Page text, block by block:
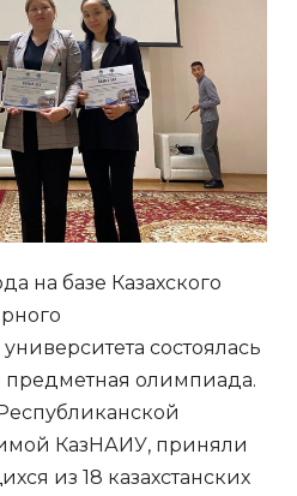
на базе Казахского
состоялась
предметная олимпиада.
КазНАИУ, приняли
из 18 казахстанских